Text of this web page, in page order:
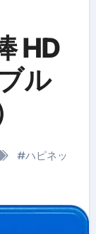
HD
ル
#ハピネッ